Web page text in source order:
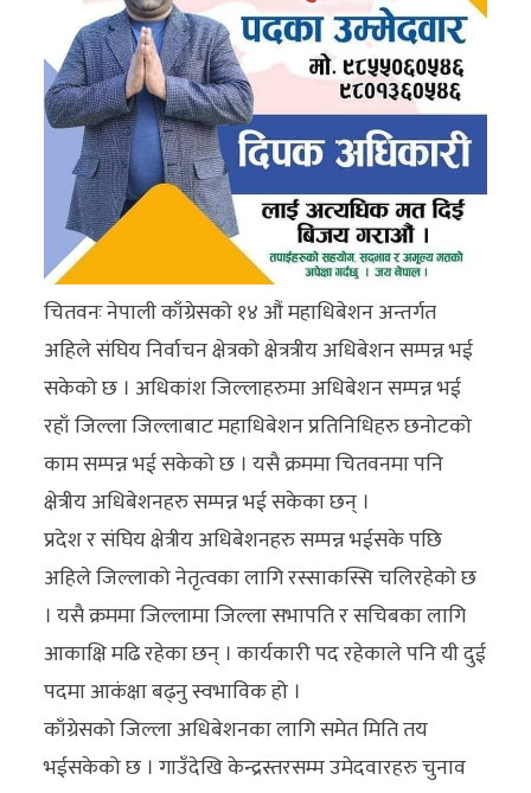
क्लिक
खबर
विशेष
राशिफल
फोटो
ग्यालरी
भिडियो
चितवनः नेपाली काँग्रेसको १४ औं महाधिबेशन अन्तर्गत
अहिले संघिय निर्वाचन क्षेत्रको क्षेत्रत्रीय अधिबेशन सम्पन्न भई
सकेको छ । अधिकांश जिल्लाहरुमा अधिबेशन सम्पन्न भई
रहाँ जिल्ला जिल्लाबाट महाधिबेशन प्रतिनिधिहरु छनोटको
काम सम्पन्न भई सकेको छ । यसै क्रममा चितवनमा पनि
क्षेत्रीय अधिबेशनहरु सम्पन्न भई सकेका छन् ।
प्रदेश र संघिय क्षेत्रीय अधिबेशनहरु सम्पन्न भईसके पछि
अहिले जिल्लाको नेतृत्वका लागि रस्साकस्सि चलिरहेको छ
। यसै क्रममा जिल्लामा जिल्ला सभापति र सचिबका लागि
आकाक्षि मढि रहेका छन् । कार्यकारी पद रहेकाले पनि यी दुई
पदमा आकंक्षा बढ्नु स्वभाविक हो ।
काँग्रेसको जिल्ला अधिबेशनका लागि समेत मिति तय
भईसकेको छ । गाउँदेखि केन्द्रस्तरसम्म उमेदवारहरु चुनाव